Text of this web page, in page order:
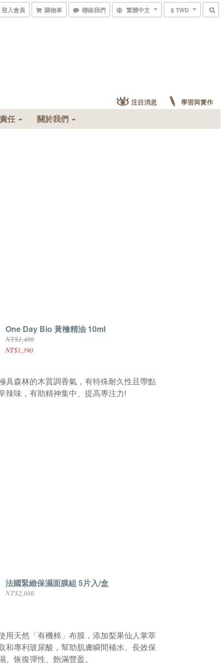
登入會員 購物車 聯絡我們 繁體中文 $ TWD
注目消息 學習與實作
任 關於我們
One Day Bio 黃檜精油 10ml
NT$1,480
NT$1,390
具森林的木質調香氣，有特殊耐久性且帶點
辣味，有助精神集中、提高專注力!
法國緊緻保濕面膜組 5片入/盒
NT$2,080
用天然「有機棉」布膜，添加梨果仙人掌萃
和專利玻尿酸，幫助肌膚瞬間補水、長效保
、恢復彈性、飽滿豐盈。